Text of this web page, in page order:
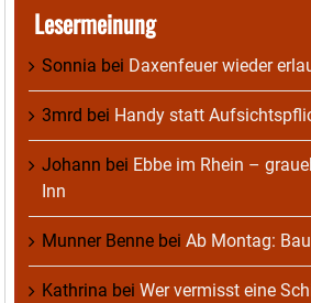
Lesermeinung
Sonnia bei Daxenfeuer wieder
3mrd bei Handy statt
Johann bei Ebbe im Rhein –
Inn
Munner Benne bei Ab Montag:
Kathrina bei Wer vermisst eine